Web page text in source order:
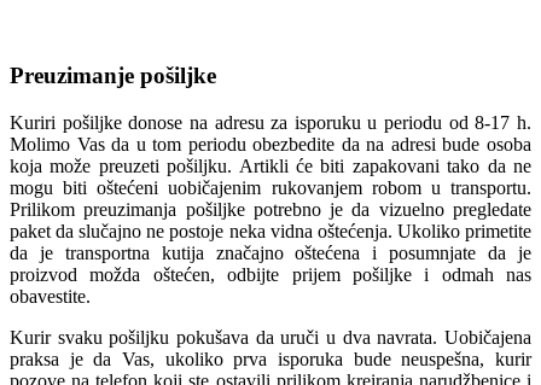
Preuzimanje pošiljke
Kuriri pošiljke donose na adresu za isporuku u periodu od 8-17 h.
Molimo Vas da u tom periodu obezbedite da na adresi bude osoba
koja može preuzeti pošiljku. Artikli će biti zapakovani tako da ne
mogu biti oštećeni uobičajenim rukovanjem robom u transportu.
Prilikom preuzimanja pošiljke potrebno je da vizuelno pregledate
paket da slučajno ne postoje neka vidna oštećenja. Ukoliko primetite
da je transportna kutija značajno oštećena i posumnjate da je
proizvod možda oštećen, odbijte prijem pošiljke i odmah nas
obavestite.
Kurir svaku pošiljku pokušava da uruči u dva navrata. Uobičajena
praksa je da Vas, ukoliko prva isporuka bude neuspešna, kurir
pozove na telefon koji ste ostavili prilikom kreiranja narudžbenice i